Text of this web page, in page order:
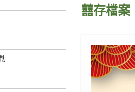
囍存檔案